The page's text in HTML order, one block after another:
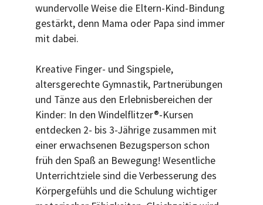
wundervolle Weise die Eltern-Kind-Bindung
gestärkt, denn Mama oder Papa sind immer
mit dabei.
Kreative Finger- und Singspiele,
altersgerechte Gymnastik, Partnerübungen
und Tänze aus den Erlebnisbereichen der
Kinder: In den Windelflitzer®-Kursen
entdecken 2- bis 3-Jährige zusammen mit
einer erwachsenen Bezugsperson schon
früh den Spaß an Bewegung! Wesentliche
Unterrichtziele sind die Verbesserung des
Körpergefühls und die Schulung wichtiger